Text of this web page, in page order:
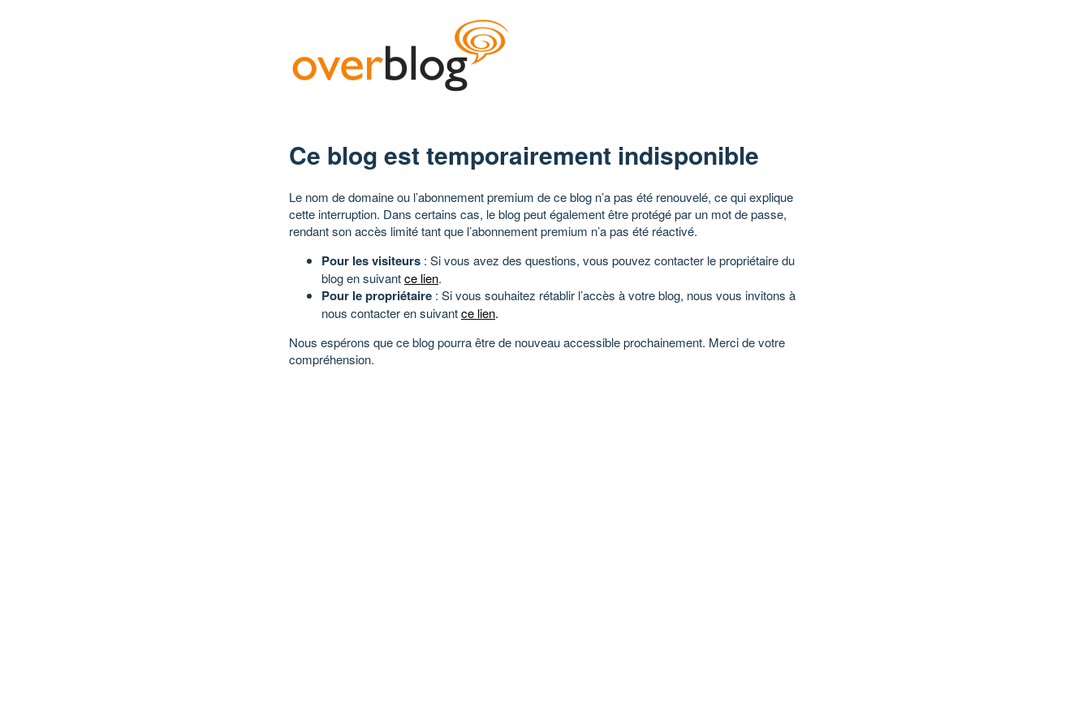
Ce blog est temporairement indisponible
Le nom de domaine ou l’abonnement premium de ce blog n’a pas été renouvelé, ce qui explique
cette interruption. Dans certains cas, le blog peut également être protégé par un mot de passe,
rendant son accès limité tant que l’abonnement premium n’a pas été réactivé.
Pour les visiteurs : Si vous avez des questions, vous pouvez contacter le propriétaire du
blog en suivantce lien.
Pour le propriétaire : Si vous souhaitez rétablir l’accès à votre blog, nous vous invitons à
nous contacter en suivantce lien.
Nous espérons que ce blog pourra être de nouveau accessible prochainement. Merci de votre
compréhension.